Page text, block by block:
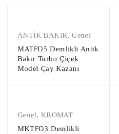
ANTİK BAKIR,Genel
MATFO5 Demlikli Antik
Bakır Turbo Çiçek
Model Çay Kazanı
Genel, KROMAT
MKTFO3 Demlikli